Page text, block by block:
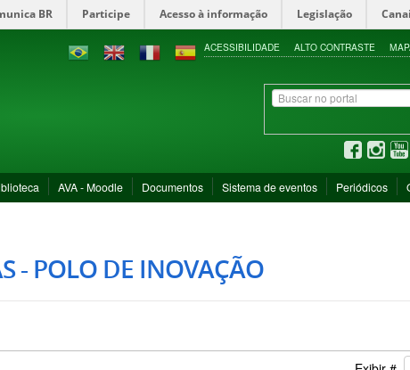
BR Participe Acesso à informação Legislação
ACESSIBILIDADE ALTO CONTRASTE
AVA - Moodle Documentos Sistema de eventos Periódicos
- POLO DE INOVAÇÃO